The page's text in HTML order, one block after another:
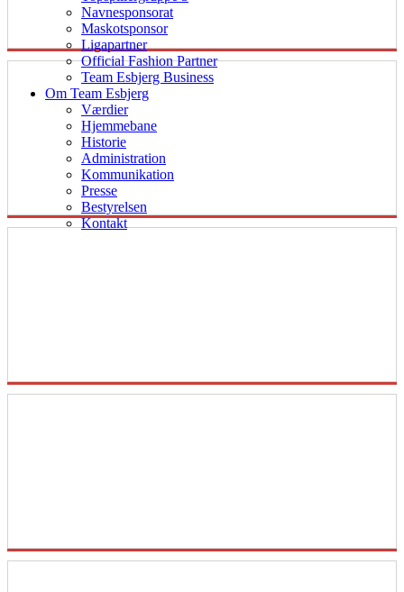
Navnesponsorat
Maskotsponsor
Ligapartner
Official Fashion Partner
Team Esbjerg Business
Om Team Esbjerg
Værdier
Hjemmebane
Historie
Administration
Kommunikation
Presse
Bestyrelsen
Kontakt